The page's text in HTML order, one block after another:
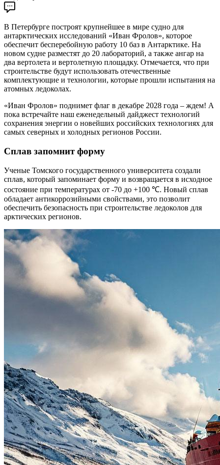
В Петербурге построят крупнейшее в мире судно для
антарктических исследований «Иван Фролов», которое
обеспечит бесперебойную работу 10 баз в Антарктике. На
новом судне разместят до 20 лабораторий, а также ангар на
два вертолета и вертолетную площадку. Отмечается, что при
строительстве будут использовать отечественные
комплектующие и технологии, которые прошли испытания на
атомных ледоколах.
«Иван Фролов» поднимет флаг в декабре 2028 года – ждем! А
пока встречайте наш еженедельный дайджест технологий
сохранения энергии о новейших российских технологиях для
самых северных и холодных регионов России.
Сплав запомнит форму
Ученые Томского государственного университета создали
сплав, который запоминает форму и возвращается в исходное
состояние при температурах от -70 до +100 ℃. Новый сплав
обладает антикоррозийными свойствами, это позволит
обеспечить безопасность при строительстве ледоколов для
арктических регионов.